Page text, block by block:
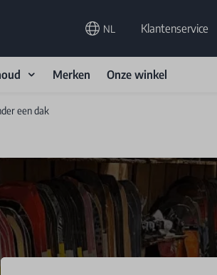
NL Klantenservice
Merken Onze winkel
een dak